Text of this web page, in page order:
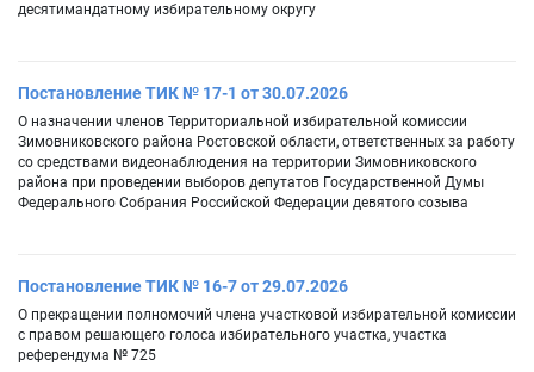
десятимандатному избирательному округу
Постановление ТИК № 17-1 от 30.07.2026
О назначении членов Территориальной избирательной комиссии
Зимовниковского района Ростовской области, ответственных за работу
со средствами видеонаблюдения на территории Зимовниковского
района при проведении выборов депутатов Государственной Думы
Федерального Собрания Российской Федерации девятого созыва
Постановление ТИК № 16-7 от 29.07.2026
О прекращении полномочий члена участковой избирательной комиссии
с правом решающего голоса избирательного участка, участка
референдума № 725